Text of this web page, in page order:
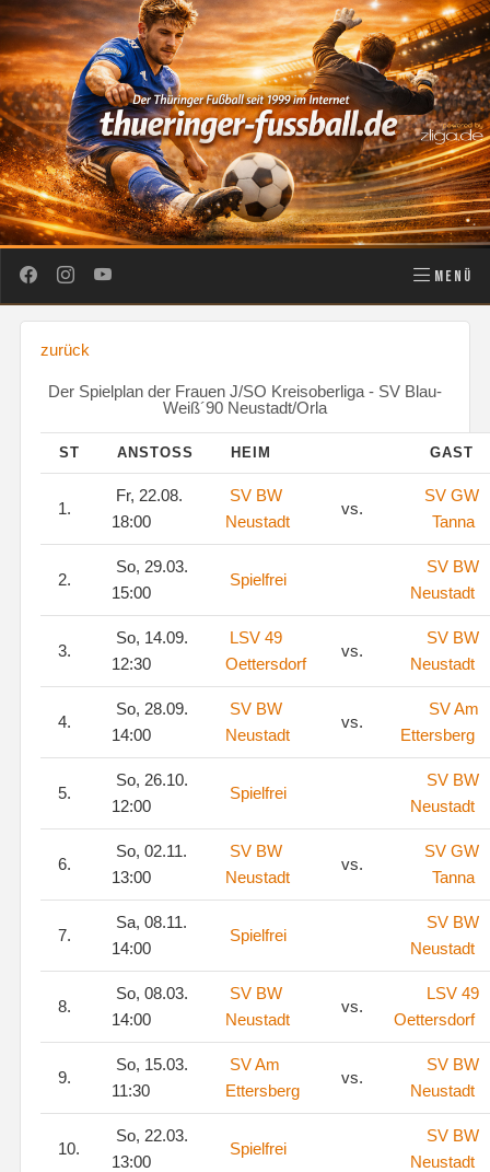
MENÜ
zurück
Der Spielplan der Frauen J/SO Kreisoberliga - SV Blau-
Weiß´90 Neustadt/Orla
ST ANSTOSS HEIM GAST
1.
Fr, 22.08.
18:00
SV BW
Neustadt
vs.
SV GW
Tanna
2.
So, 29.03.
15:00
Spielfrei
SV BW
Neustadt
3.
So, 14.09.
12:30
LSV 49
Oettersdorf
vs.
SV BW
Neustadt
4.
So, 28.09.
14:00
SV BW
Neustadt
vs.
SV Am
Ettersberg
5.
So, 26.10.
12:00
Spielfrei
SV BW
Neustadt
6.
So, 02.11.
13:00
SV BW
Neustadt
vs.
SV GW
Tanna
7.
Sa, 08.11.
14:00
Spielfrei
SV BW
Neustadt
8.
So, 08.03.
14:00
SV BW
Neustadt
vs.
LSV 49
Oettersdorf
9.
So, 15.03.
11:30
SV Am
Ettersberg
vs.
SV BW
Neustadt
10.
So, 22.03.
13:00
Spielfrei
SV BW
Neustadt